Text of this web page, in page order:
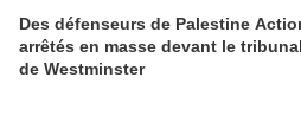
Des défenseurs de Palestine
arrêtés en masse devant le tribunal
de Westminster